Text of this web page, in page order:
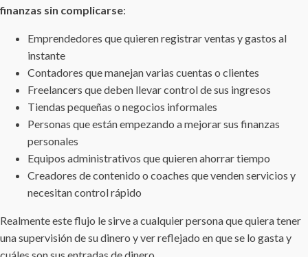
finanzas sin complicarse:
Emprendedores que quieren registrar ventas y gastos al
instante
Contadores que manejan varias cuentas o clientes
Freelancers que deben llevar control de sus ingresos
Tiendas pequeñas o negocios informales
Personas que están empezando a mejorar sus finanzas
personales
Equipos administrativos que quieren ahorrar tiempo
Creadores de contenido o coaches que venden servicios y
necesitan control rápido
Realmente este flujo le sirve a cualquier persona que quiera tener
una supervisión de su dinero y ver reflejado en que se lo gasta y